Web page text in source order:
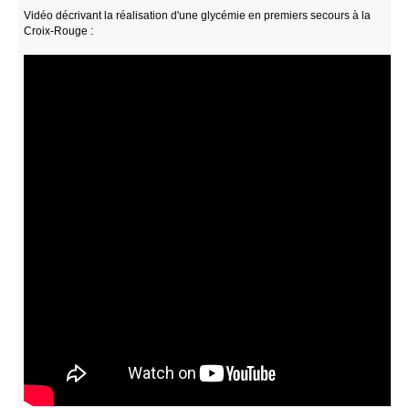
Vidéo décrivant la réalisation d'une glycémie en premiers secours à la
Croix-Rouge :